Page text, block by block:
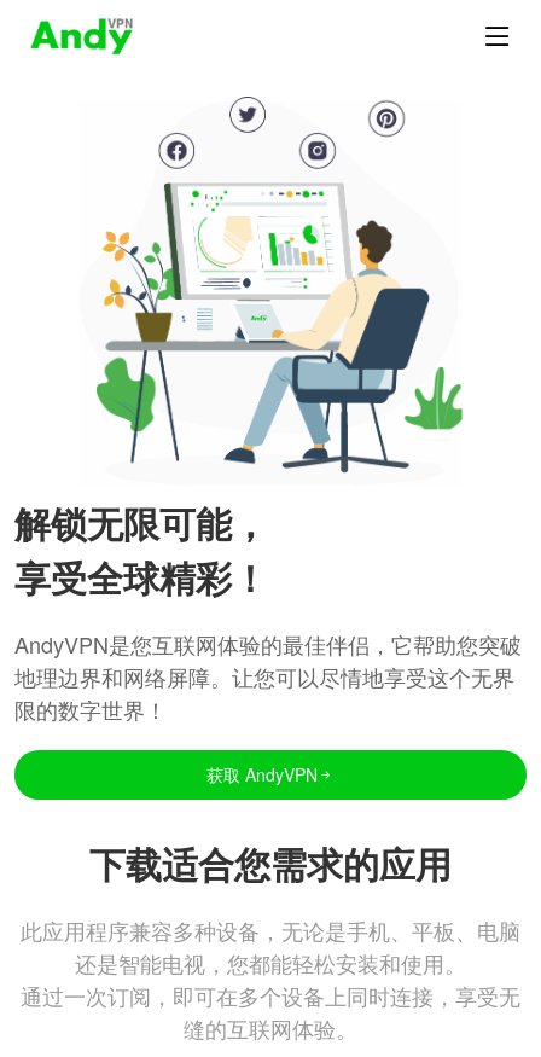
解锁无限可能，
享受全球精彩！
AndyVPN是您互联网体验的最佳伴侣，它帮助您突破
地理边界和网络屏障。让您可以尽情地享受这个无界
限的数字世界！
获取 AndyVPN
下载适合您需求的应用
此应用程序兼容多种设备，无论是手机、平板、电脑
还是智能电视，您都能轻松安装和使用。
通过一次订阅，即可在多个设备上同时连接，享受无
缝的互联网体验。